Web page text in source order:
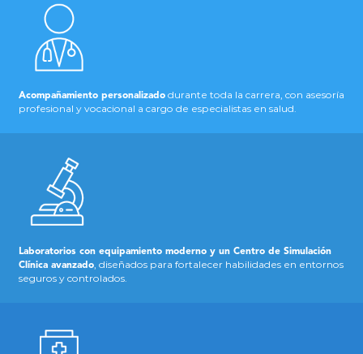
Acompañamiento personalizadodurante toda la carrera, con asesoría
profesional y vocacional a cargo de especialistas en salud.
Laboratorios con equipamiento moderno y un Centro de Simulación
Clínica avanzado, diseñados para fortalecer habilidades en entornos
seguros y controlados.